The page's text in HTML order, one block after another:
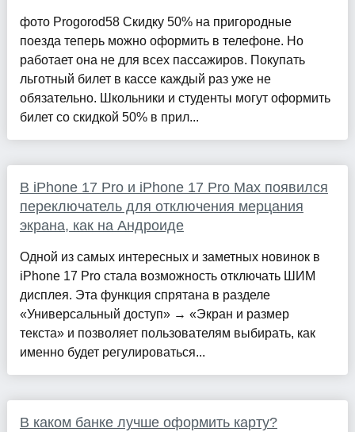
фото Progorod58 Скидку 50% на пригородные
поезда теперь можно оформить в телефоне. Но
работает она не для всех пассажиров. Покупать
льготный билет в кассе каждый раз уже не
обязательно. Школьники и студенты могут оформить
билет со скидкой 50% в прил...
В iPhone 17 Pro и iPhone 17 Pro Max появился
переключатель для отключения мерцания
экрана, как на Андроиде
Одной из самых интересных и заметных новинок в
iPhone 17 Pro стала возможность отключать ШИМ
дисплея. Эта функция спрятана в разделе
«Универсальный доступ» → «Экран и размер
текста» и позволяет пользователям выбирать, как
именно будет регулироваться...
В каком банке лучше оформить карту?